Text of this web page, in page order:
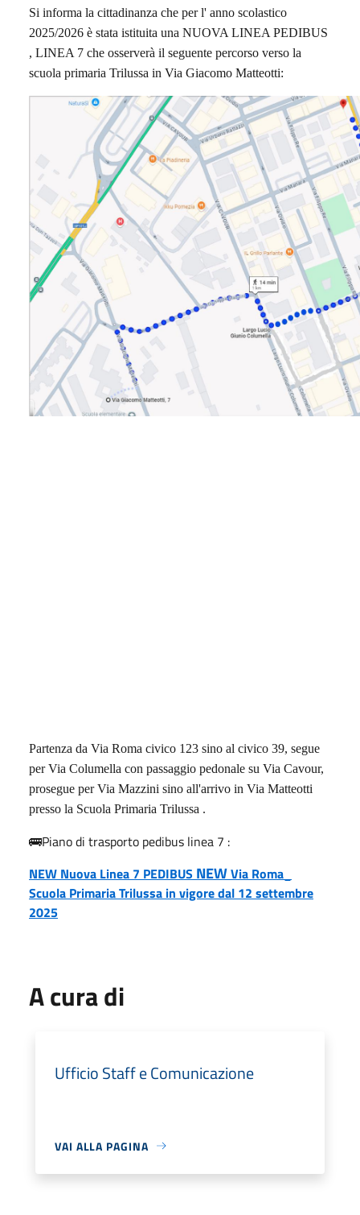
Si informa la cittadinanza che per l' anno scolastico
2025/2026 è stata istituita una NUOVA LINEA PEDIBUS
, LINEA 7 che osserverà il seguente percorso verso la
scuola primaria Trilussa in Via Giacomo Matteotti:
Partenza da Via Roma civico 123 sino al civico 39, segue
per Via Columella con passaggio pedonale su Via Cavour,
prosegue per Via Mazzini sino all'arrivo in Via Matteotti
presso la Scuola Primaria Trilussa .
🚌Piano di trasporto pedibus linea 7 :
NEW Nuova Linea 7 PEDIBUS NEWVia Roma_
Scuola Primaria Trilussa in vigore dal 12 settembre
2025
A cura di
Ufficio Staff e Comunicazione
VAI ALLA PAGINA